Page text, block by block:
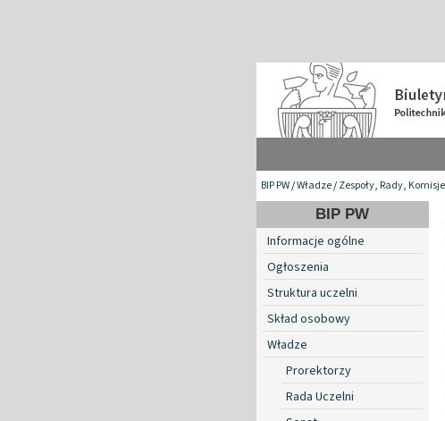
BIP PW/Władze/Zespoły, Rady,
BIP PW
Informacje ogólne
Ogłoszenia
Struktura uczelni
Skład osobowy
Władze
Prorektorzy
Rada Uczelni